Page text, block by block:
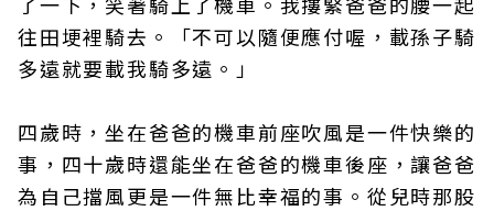
往田埂裡騎去。「不可以隨便應付喔，載孫子騎
多遠就要載我騎多遠。」
四歲時，坐在爸爸的機車前座吹風是一件快樂的
事，四十歲時還能坐在爸爸的機車後座，讓爸爸
為自己擋風更是一件無比幸福的事。從兒時那股